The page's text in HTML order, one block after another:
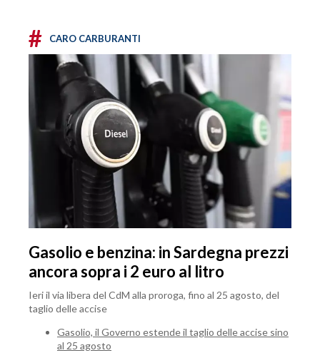
# CARO CARBURANTI
Gasolio e benzina: in Sardegna prezzi
ancora sopra i 2 euro al litro
Ieri il via libera del CdM alla proroga, fino al 25 agosto, del
taglio delle accise
Gasolio, il Governo estende il taglio delle accise sino
al 25 agosto